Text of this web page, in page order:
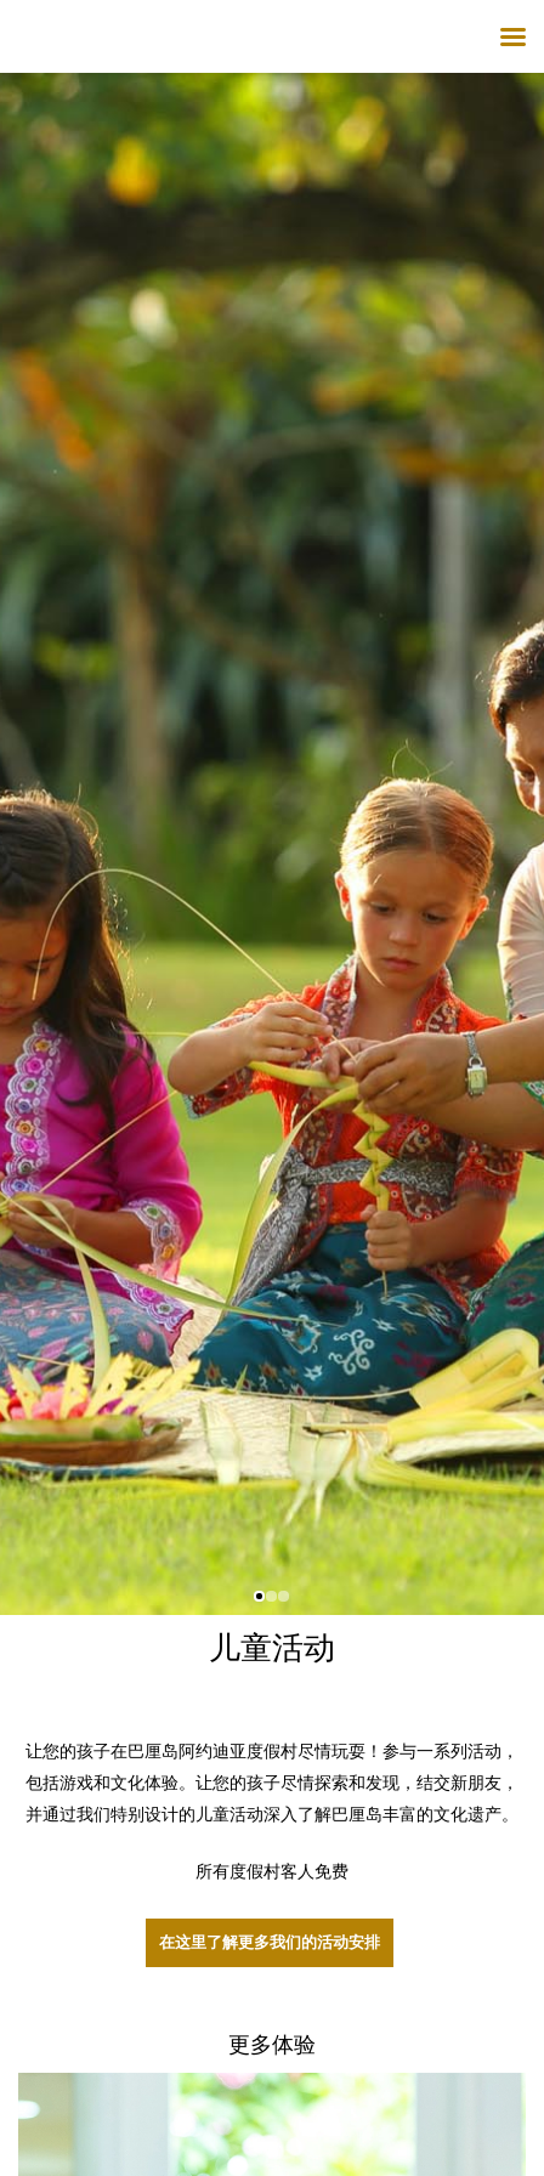
儿童活动
让您的孩子在巴厘岛阿约迪亚度假村尽情玩耍！参与一系列活动，
包括游戏和文化体验。让您的孩子尽情探索和发现，结交新朋友，
并通过我们特别设计的儿童活动深入了解巴厘岛丰富的文化遗产。
所有度假村客人免费
在这里了解更多我们的活动安排
更多体验